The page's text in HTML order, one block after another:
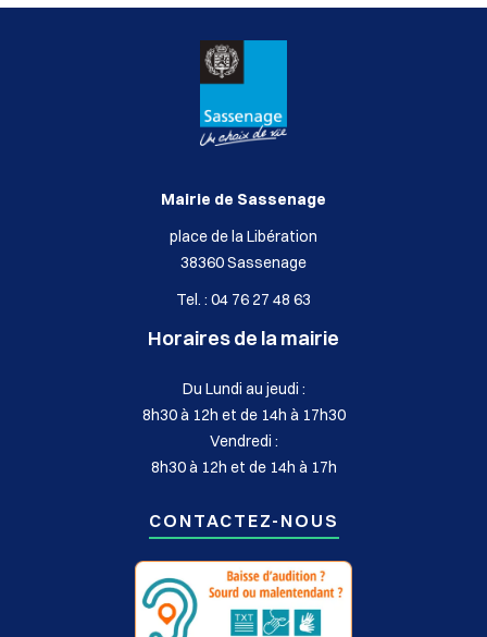
Mairie de Sassenage
place de la Libération
38360 Sassenage
Tel. : 04 76 27 48 63
Horaires de la mairie
Du Lundi au jeudi :
8h30 à 12h et de 14h à 17h30
Vendredi :
8h30 à 12h et de 14h à 17h
CONTACTEZ-NOUS